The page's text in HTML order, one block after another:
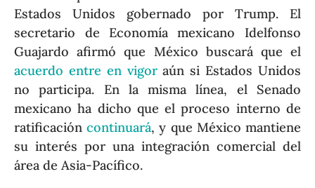
Estados Unidos gobernado por Trump. El
secretario de Economía mexicano Idelfonso
Guajardo afirmó que México buscará que el
acuerdo entre en vigoraún si Estados Unidos
no participa. En la misma línea, el Senado
mexicano ha dicho que el proceso interno de
ratificacióncontinuará, y que México mantiene
su interés por una integración comercial del
área de Asia-Pacífico.